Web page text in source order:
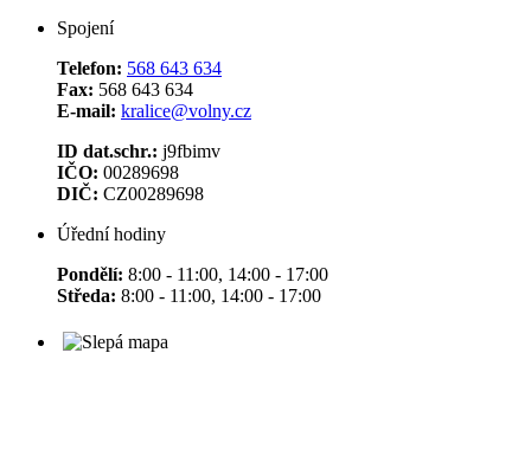
Spojení
Telefon: 568 643 634
Fax: 568 643 634
E-mail: kralice@volny.cz
ID dat.schr.: j9fbimv
IČO: 00289698
DIČ: CZ00289698
Úřední hodiny
Pondělí: 8:00 - 11:00, 14:00 - 17:00
Středa: 8:00 - 11:00, 14:00 - 17:00